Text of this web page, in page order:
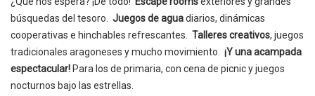
búsquedas del tesoro. Juegos de aguadiarios, dinámicas
cooperativas e hinchables refrescantes. Talleres creativos, juegos
tradicionales aragoneses y mucho movimiento. ¡Y una acampada
espectacular! Para los de primaria, con cena de picnic y juegos
nocturnos bajo las estrellas.